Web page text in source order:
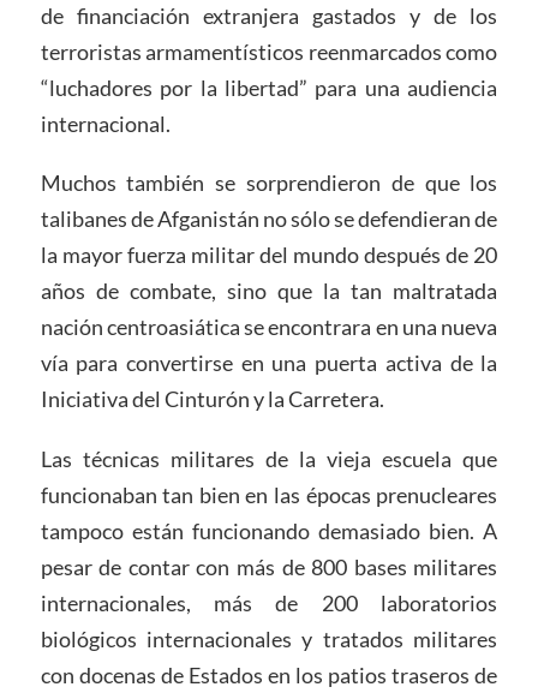
de financiación extranjera gastados y de los
terroristas armamentísticos reenmarcados como
“luchadores por la libertad” para una audiencia
internacional.
Muchos también se sorprendieron de que los
talibanes de Afganistán no sólo se defendieran de
la mayor fuerza militar del mundo después de 20
años de combate, sino que la tan maltratada
nación centroasiática se encontrara en una nueva
vía para convertirse en una puerta activa de la
Iniciativa del Cinturón y la Carretera.
Las técnicas militares de la vieja escuela que
funcionaban tan bien en las épocas prenucleares
tampoco están funcionando demasiado bien. A
pesar de contar con más de 800 bases militares
internacionales, más de 200 laboratorios
biológicos internacionales y tratados militares
con docenas de Estados en los patios traseros de